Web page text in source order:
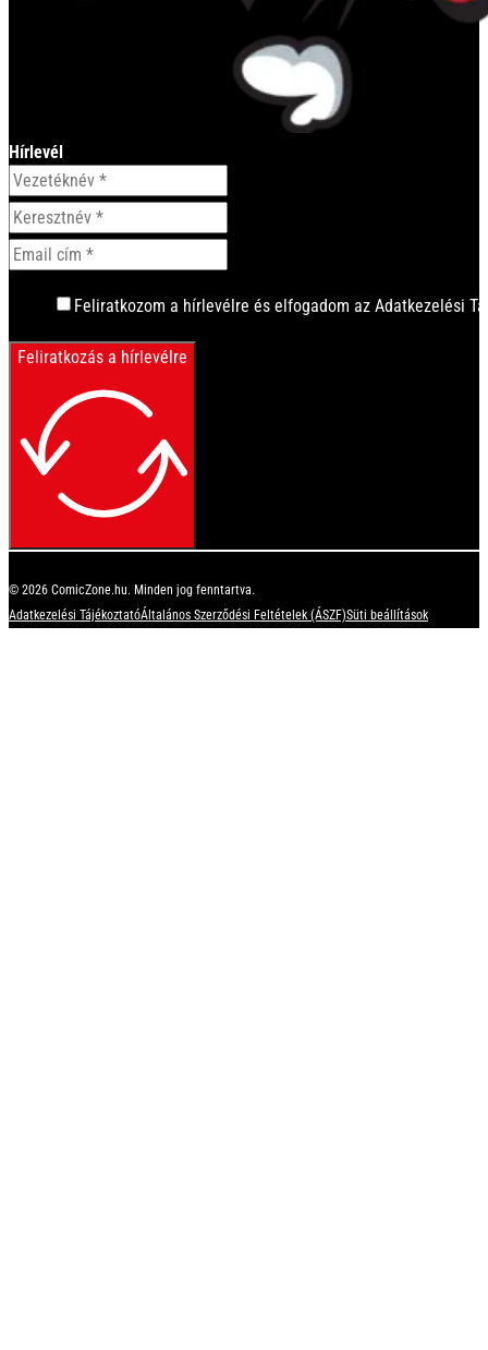
Hírlevél
Feliratkozom a hírlevélre és elfogadom az Adatkezelési
Feliratkozás a hírlevélre
© 2026 ComicZone.hu. Minden jog fenntartva.
Adatkezelési TájékoztatóÁltalános Szerződési Feltételek (ÁSZF)Süti beállítások